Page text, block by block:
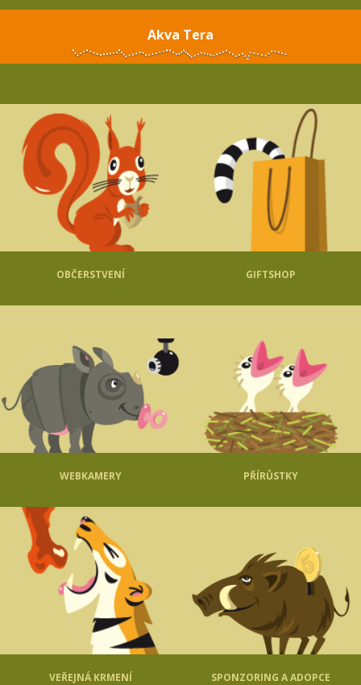
Akva Tera
OBČERSTVENÍ GIFTSHOP
WEBKAMERY PŘÍRŮSTKY
VEŘEJNÁ KRMENÍ SPONZORING A ADOPCE